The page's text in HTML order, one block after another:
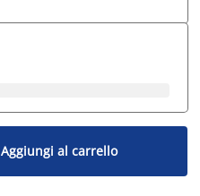
Aggiungi al carrello